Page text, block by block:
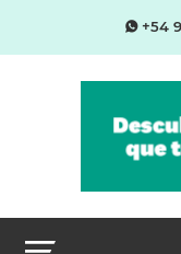
+54